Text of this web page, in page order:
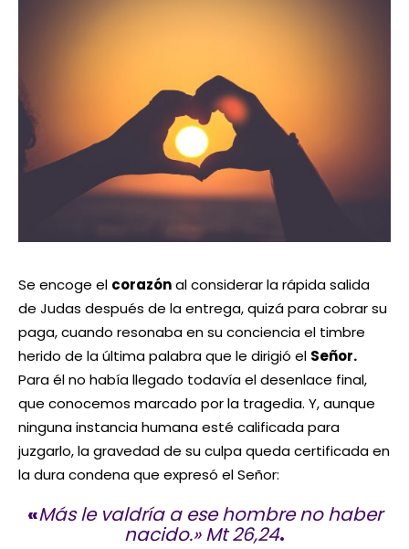
Se encoge el corazónal considerar la rápida salida
de Judas después de la entrega, quizá para cobrar su
paga, cuando resonaba en su conciencia el timbre
herido de la última palabra que le dirigió el Señor.
Para él no había llegado todavía el desenlace final,
que conocemos marcado por la tragedia. Y, aunque
ninguna instancia humana esté calificada para
juzgarlo, la gravedad de su culpa queda certificada en
la dura condena que expresó el Señor:
«Más le valdría a ese hombre no haber
nacido.» Mt 26,24.